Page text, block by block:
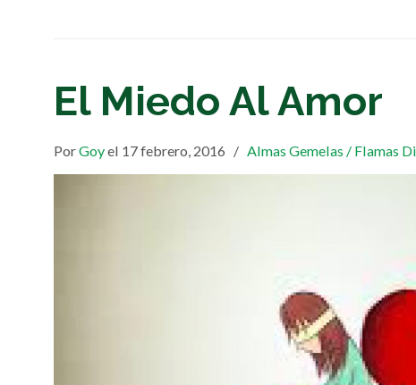
El Miedo Al Amor
PorGoyel 17 febrero, 2016 / Almas Gemelas / Flamas